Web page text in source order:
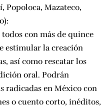
Popoloca, Mazateco,
todos con más de quince
estimular la creación
así como rescatar los
oral. Podrán
radicadas en México con
o cuento corto, inéditos,